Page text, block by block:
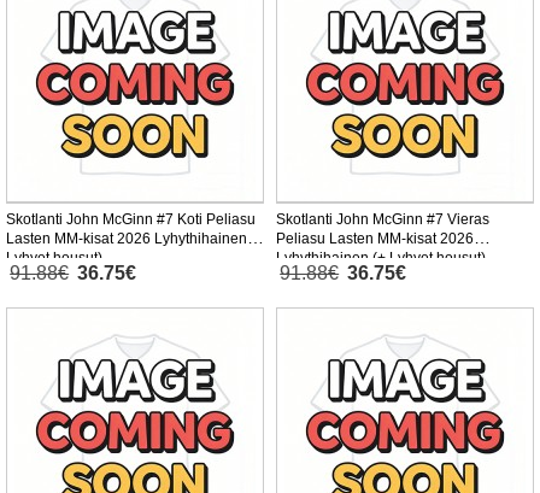
Skotlanti John McGinn #7 Koti Peliasu
Lasten MM-kisat 2026 Lyhythihainen (+
Lyhyet housut)
91.88€ 36.75€
Skotlanti John McGinn #7 Vieras
Peliasu Lasten MM-kisat 2026
Lyhythihainen (+ Lyhyet housut)
91.88€ 36.75€